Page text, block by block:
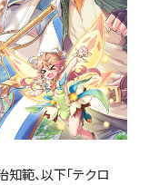
範、以下「テクロ